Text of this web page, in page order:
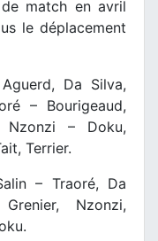
match en avril
le déplacement
Da Silva,
– Bourigeaud,
Nzonzi – Doku,
Terrier.
– Traoré, Da
Nzonzi,